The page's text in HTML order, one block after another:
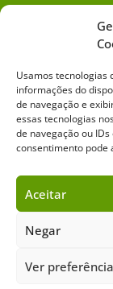
Usamos tecnologias
informações do
de navegação e
essas tecnologias
de navegação ou
consentimento pode
Aceitar
Negar
Ver
Mídia Kit
Copyright ©️ 2026 •